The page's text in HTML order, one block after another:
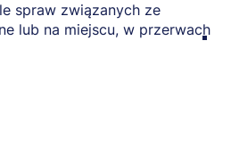
spraw związanych ze
lub na miejscu, w przerwach